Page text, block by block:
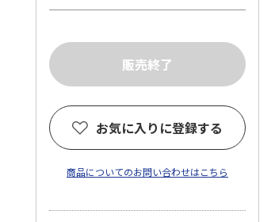
お気に入りに登録する
商品についてのお問い合わせはこちら